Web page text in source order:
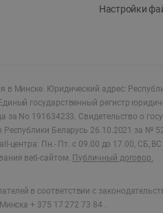
Настройки
в Минске. Юридический адрес:
государственный регистр
за No 191634233. Свидетельство о
Беларусь 26.10.2021 за №
центра: Пн.- Пт. с 09.00 до 17.00, СБ,
веб-сайтом. Публичный договор.
в соответствии с
+ 375 17 272 73 84 .